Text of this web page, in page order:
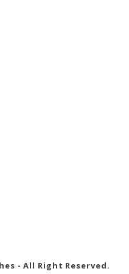
- All Right Reserved.